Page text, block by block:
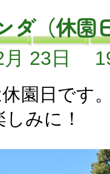
ダ（休園
23日
園日です
みに！